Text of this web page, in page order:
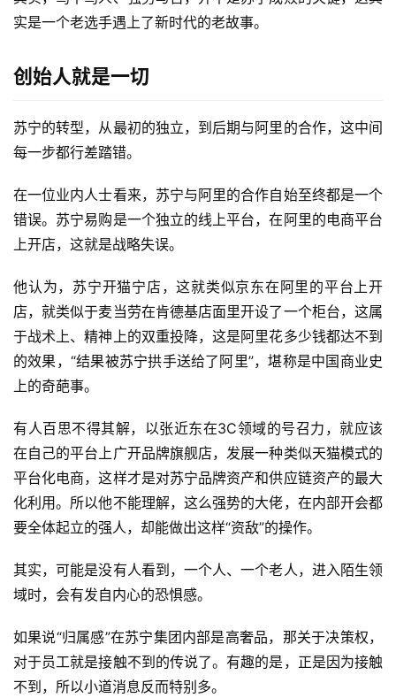
实是一个老选手遇上了新时代的老故事。
创始人就是一切
苏宁的转型，从最初的独立，到后期与阿里的合作，这中间
每一步都行差踏错。
在一位业内人士看来，苏宁与阿里的合作自始至终都是一个
错误。苏宁易购是一个独立的线上平台，在阿里的电商平台
上开店，这就是战略失误。
他认为，苏宁开猫宁店，这就类似京东在阿里的平台上开
店，就类似于麦当劳在肯德基店面里开设了一个柜台，这属
于战术上、精神上的双重投降，这是阿里花多少钱都达不到
的效果，“结果被苏宁拱手送给了阿里”，堪称是中国商业史
上的奇葩事。
有人百思不得其解，以张近东在3C领域的号召力，就应该
在自己的平台上广开品牌旗舰店，发展一种类似天猫模式的
平台化电商，这样才是对苏宁品牌资产和供应链资产的最大
化利用。所以他不能理解，这么强势的大佬，在内部开会都
要全体起立的强人，却能做出这样“资敌”的操作。
其实，可能是没有人看到，一个人、一个老人，进入陌生领
域时，会有发自内心的恐惧感。
如果说“归属感”在苏宁集团内部是高奢品，那关于决策权，
对于员工就是接触不到的传说了。有趣的是，正是因为接触
不到，所以小道消息反而特别多。